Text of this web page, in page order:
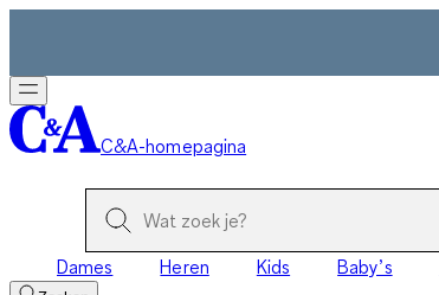
C&A-homepagina
Dames Heren Kids Baby’s